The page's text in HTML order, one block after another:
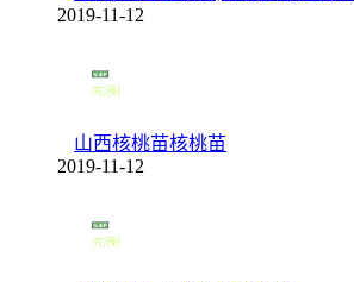
2019-11-12
山西核桃苗核桃苗
2019-11-12